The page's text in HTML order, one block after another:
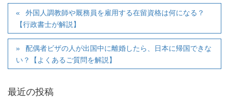
外国人調教師や厩務員を雇用する在留資格は何になる？
【行政書士が解説】
配偶者ビザの人が出国中に離婚したら、日本に帰国できな
い？【よくあるご質問を解説】
最近の投稿